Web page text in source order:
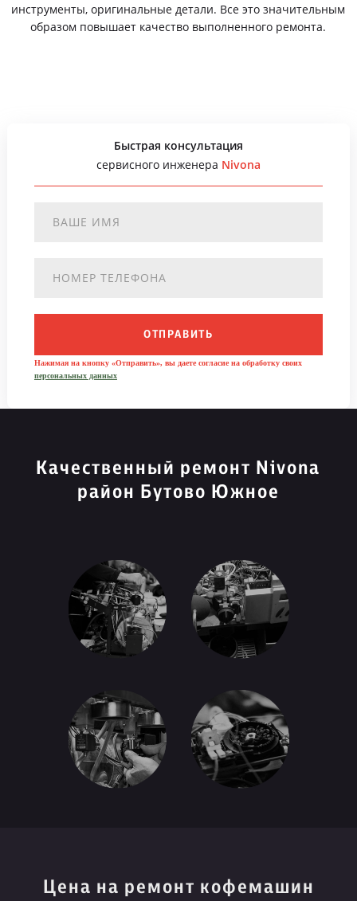
инструменты, оригинальные детали. Все это значительным
образом повышает качество выполненного ремонта.
Быстрая консультация
сервисного инженера Nivona
ОТПРАВИТЬ
Нажимая на кнопку «Отправить», вы даете согласие на обработку своих
персональных данных
Качественный ремонт Nivona
район Бутово Южное
Цена на ремонт кофемашин